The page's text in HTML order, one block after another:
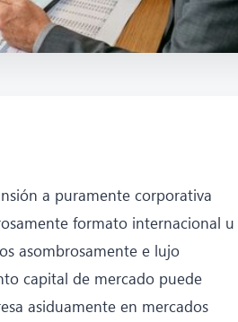
a puramente corporativa
formato internacional u
asombrosamente e lujo
capital de mercado puede
asiduamente en mercados